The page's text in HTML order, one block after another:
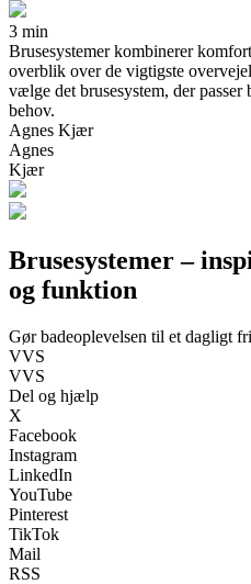
3 min
Brusesystemer kombinerer
overblik over de vigtigste
vælge det brusesystem, der
behov.
Agnes Kjær
Agnes
Kjær
Brusesystemer –
og funktion
Gør badeoplevelsen til et dagligt
VVS
VVS
Del og hjælp
X
Facebook
Instagram
LinkedIn
YouTube
Pinterest
TikTok
Mail
RSS